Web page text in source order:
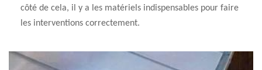
côté de cela, il y a les matériels indispensables pour faire
les interventions correctement.